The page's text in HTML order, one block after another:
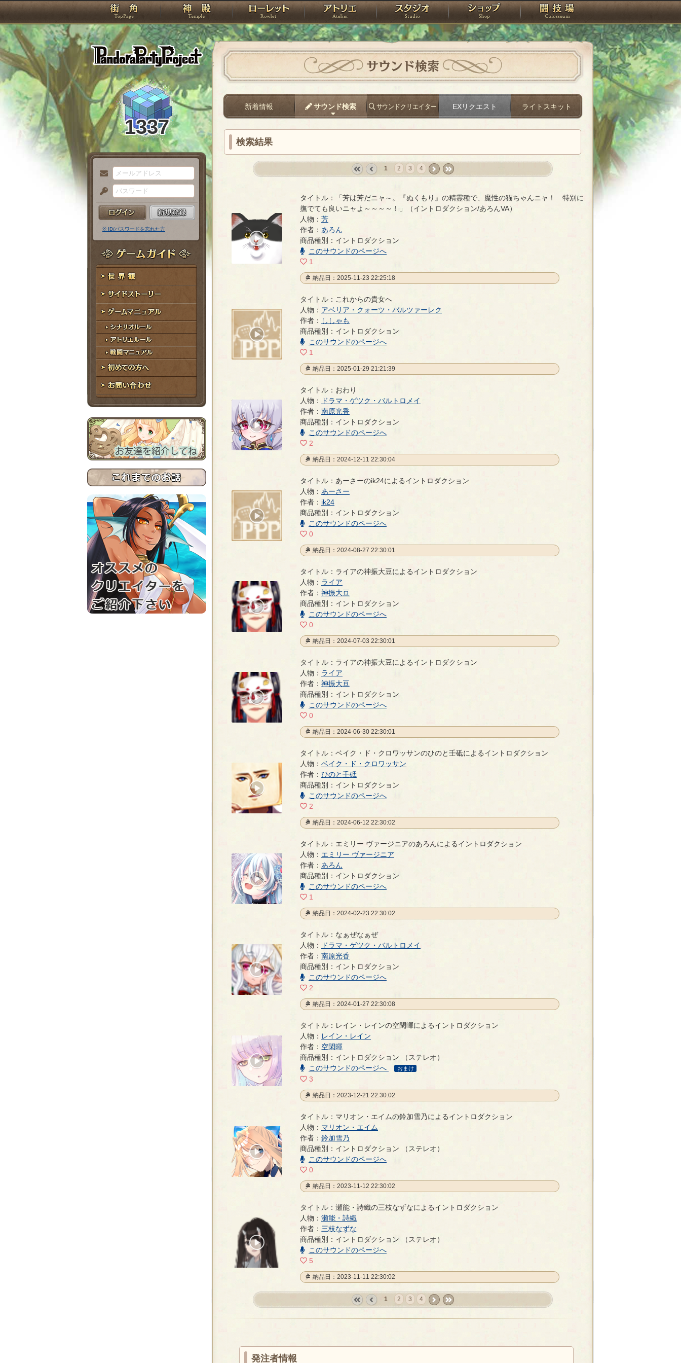
PandoraPartyProject
TOP 神殿 ローレット アトリエ スタジオ ショップ 闘技場
1337
メ
ー
ル
ア
ド
レ
ス
パ
ス
ー
ド
※ ID/パスワードを忘れた方
ゲームガイド
世界観
サイドストーリー
ゲームマニュアル
シナリオルール
アトリエルール
戦闘マニュアル
初めての方へ
お問い合わせ
サウンド検索
新着情報 サウンド検索 サウンドクリエイター EXリクエスト ライトスキット
検索結果
1 2 3
4
「芳は芳だニャ～。『ぬくもり』の精霊種で、魔性の猫ちゃんニャ！ 特別に撫でても良いニャよ～～～～！」（イントロ
タイトル：「芳は芳だニャ～。『ぬくもり』の精霊種で、魔性の猫ちゃんニャ！ 特別に
撫でても良いニャよ～～～～！」（イントロダクション/あろんVA）
人物： 芳
作者： あろん
商品種別：イントロダクション
このサウンドのページへ
1
納品日：2025-11-23 22:25:18
これからの貴女へ - ししゃも
タイトル：これからの貴女へ
人物： アベリア・クォーツ・バルツァーレク
作者： ししゃも
商品種別：イントロダクション
このサウンドのページへ
1
納品日：2025-01-29 21:21:39
おわり - 南原光香
タイトル：おわり
人物：
ドラマ・ゲツク・バルトロメイ
作者： 南原光香
商品種別：イントロダクション
このサウンドのページへ
2
納品日：2024-12-11 22:30:04
あーさーのik24によるイントロダクション
タイトル：あーさーのik24によるイントロダクション
人物： あーさー
作者： ik24
商品種別：イントロダクション
このサウンドのページへ
0
納品日：2024-08-27 22:30:01
ライアの神振大豆によるイントロダクション
タイトル：ライアの神振大豆によるイントロダクション
人物： ライア
作者： 神振大豆
商品種別：イントロダクション
このサウンドのページへ
0
納品日：2024-07-03 22:30:01
ライアの神振大豆によるイントロダクション
タイトル：ライアの神振大豆によるイントロダクション
人物： ライア
作者： 神振大豆
商品種別：イントロダクション
このサウンドのページへ
0
納品日：2024-06-30 22:30:01
ベイク・ド・クロワッサンのひのと壬砥によるイントロダクション
タイトル：ベイク・ド・クロワッサンのひのと壬砥によるイントロダクション
人物： ベイク・ド・クロワッサン
作者： ひのと壬砥
商品種別：イントロダクション
このサウンドのページへ
2
納品日：2024-06-12 22:30:02
エミリー ヴァージニアのあろんによるイントロダクション
タイトル：エミリー ヴァージニアのあろんによるイントロダクション
人物： エミリー ヴァージニア
作者： あろん
商品種別：イントロダクション
このサウンドのページへ
1
納品日：2024-02-23 22:30:02
なぁぜなぁぜ - 南原光香
タイトル：なぁぜなぁぜ
人物：
ドラマ・ゲツク・バルトロメイ
作者： 南原光香
商品種別：イントロダクション
このサウンドのページへ
2
納品日：2024-01-27 22:30:08
レイン・レインの空閑暉によるイントロダクション
タイトル：レイン・レインの空閑暉によるイントロダクション
人物： レイン・レイン
作者： 空閑暉
商品種別：イントロダクション （ステレオ）
このサウンドのページへ
おまけ
3
納品日：2023-12-21 22:30:02
マリオン・エイムの鈴加雪乃によるイントロダクション
タイトル：マリオン・エイムの鈴加雪乃によるイントロダクション
人物： マリオン・エイム
作者： 鈴加雪乃
商品種別：イントロダクション （ステレオ）
このサウンドのページへ
0
納品日：2023-11-12 22:30:02
瀬能・詩織の三枝なずなによるイントロダクション
タイトル：瀬能・詩織の三枝なずなによるイントロダクション
人物： 瀬能・詩織
作者： 三枝なずな
商品種別：イントロダクション （ステレオ）
このサウンドのページへ
5
納品日：2023-11-11 22:30:02
1 2 3
4
発注者情報